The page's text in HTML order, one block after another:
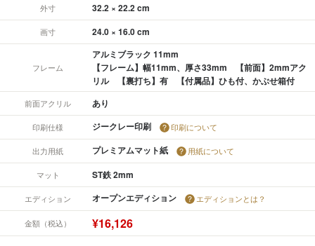
外寸 32.2 × 22.2 cm
画寸 24.0 × 16.0 cm
フレーム
アルミブラック 11mm
【フレーム】幅11mm、厚さ33mm 【前面】2mmアク
リル 【裏打ち】有 【付属品】ひも付、かぶせ箱付
前面アクリル あり
印刷仕様 ジークレー印刷 印刷について
出力用紙 プレミアムマット紙 用紙について
マット ST鉄 2mm
エディション オープンエディション エディションとは？
金額（税込） ¥16,126